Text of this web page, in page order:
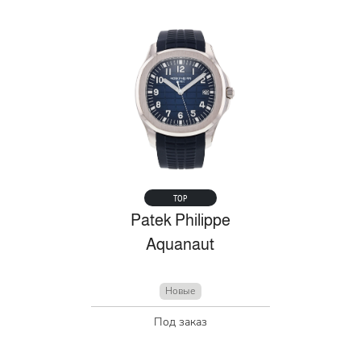
TOP
Patek Philippe
Aquanaut
Новые
Под заказ